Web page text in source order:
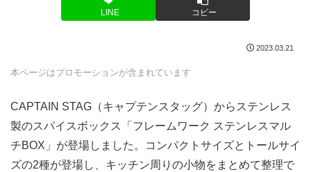
LINE コピー
2023.03.21
本ページはプロモーションが含まれています
CAPTAIN STAG（キャプテンスタッグ）からステンレス
製のスパイスボックス「フレームワーク ステンレスマル
チBOX」が登場しました。コンパクトサイズとトールサイ
ズの2種が登場し、キッチン周りの小物をまとめて整理で